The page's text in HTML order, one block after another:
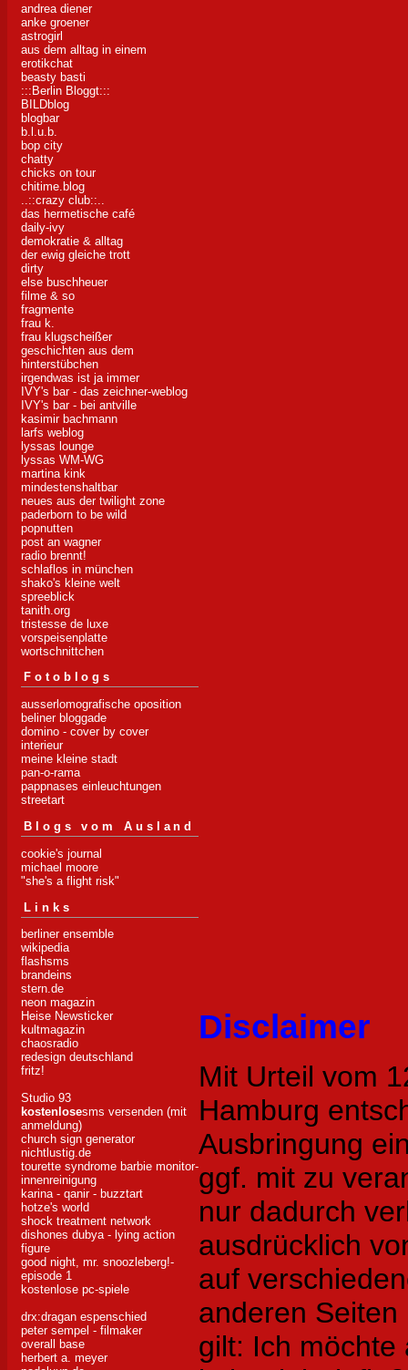
andrea diener
anke groener
astrogirl
aus dem alltag in einem
erotikchat
beasty basti
:::Berlin Bloggt:::
BILDblog
blogbar
b.l.u.b.
bop city
chatty
chicks on tour
chitime.blog
..::crazy club::..
das hermetische café
daily-ivy
demokratie & alltag
der ewig gleiche trott
dirty
else buschheuer
filme & so
fragmente
frau k.
frau klugscheißer
geschichten aus dem
hinterstübchen
irgendwas ist ja immer
IVY's bar - das zeichner-weblog
IVY's bar - bei antville
kasimir bachmann
larfs weblog
lyssas lounge
lyssas WM-WG
martina kink
mindestenshaltbar
neues aus der twilight zone
paderborn to be wild
popnutten
post an wagner
radio brennt!
schlaflos in münchen
shako's kleine welt
spreeblick
tanith.org
tristesse de luxe
vorspeisenplatte
wortschnittchen
Fotoblogs
ausserlomografische oposition
beliner bloggade
domino - cover by cover
interieur
meine kleine stadt
pan-o-rama
pappnases einleuchtungen
streetart
Blogs vom Ausland
cookie's journal
michael moore
"she's a flight risk"
Links
berliner ensemble
wikipedia
flashsms
brandeins
stern.de
neon magazin
Heise Newsticker
kultmagazin
chaosradio
redesign deutschland
fritz!
Studio 93
kostenlosesms versenden (mit
anmeldung)
church sign generator
nichtlustig.de
tourette syndrome barbie monitor-
innenreinigung
karina - qanir - buzztart
hotze's world
shock treatment network
dishones dubya - lying action
figure
good night, mr. snoozleberg!-
episode 1
kostenlose pc-spiele
drx:dragan espenschied
peter sempel - filmaker
overall base
herbert a. meyer
Disclaimer
Mit Urteil vom
Hamburg
Ausbringung
ggf. mit zu
nur dadurch
ausdrücklich
auf
anderen
gilt: Ich möchte